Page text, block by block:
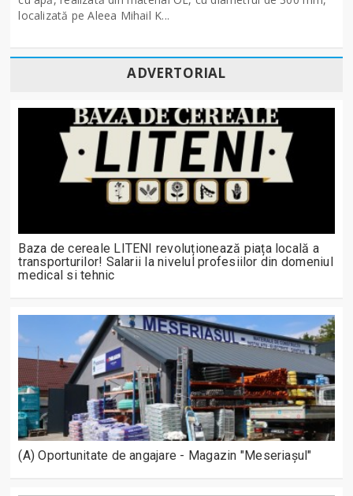
localizată pe Aleea Mihail K...
ADVERTORIAL
Baza de cereale LITENI revoluționează piața locală a
transporturilor! Salarii la nivelul profesiilor din domeniul
medical si tehnic
(A) Oportunitate de angajare - Magazin "Meseriașul"